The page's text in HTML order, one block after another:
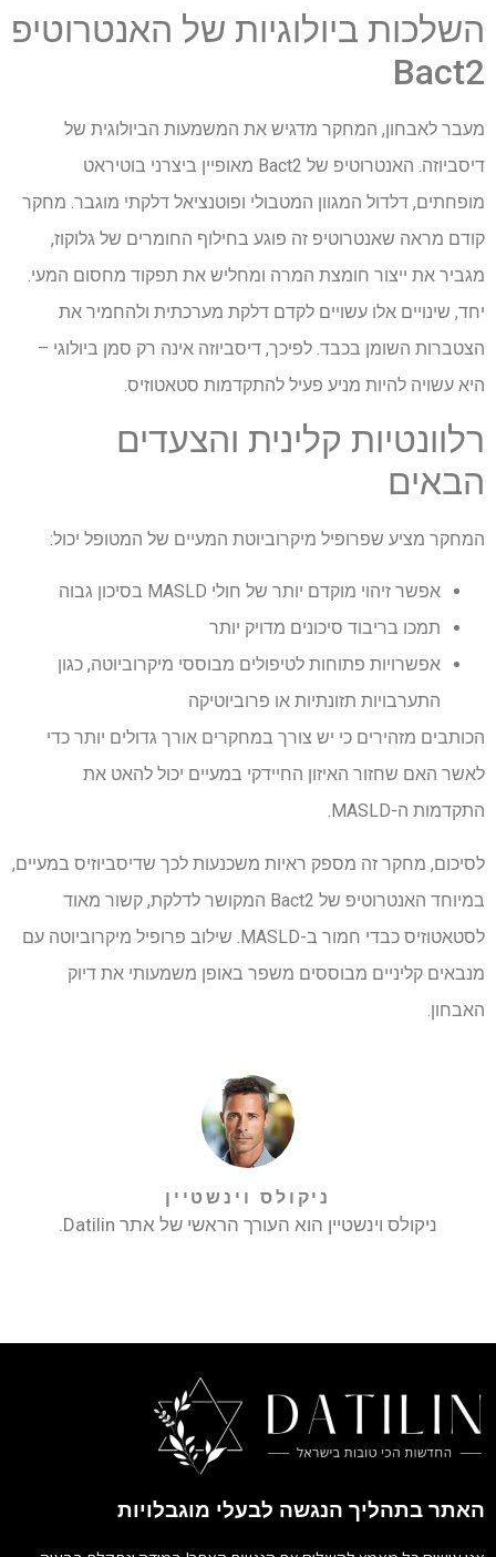
השלכות ביולוגיות של האנטרוטיפ
Bact2
מעבר לאבחון, המחקר מדגיש את המשמעות הביולוגית של
דיסביוזה. האנטרוטיפ של Bact2 מאופיין ביצרני בוטיראט
מופחתים, דלדול המגוון המטבולי ופוטנציאל דלקתי מוגבר. מחקר
קודם מראה שאנטרוטיפ זה פוגע בחילוף החומרים של גלוקוז,
מגביר את ייצור חומצת המרה ומחליש את תפקוד מחסום המעי.
יחד, שינויים אלו עשויים לקדם דלקת מערכתית ולהחמיר את
הצטברות השומן בכבד. לפיכך, דיסביוזה אינה רק סמן ביולוגי –
היא עשויה להיות מניע פעיל להתקדמות סטאטוזיס.
רלוונטיות קלינית והצעדים
הבאים
המחקר מציע שפרופיל מיקרוביוטת המעיים של המטופל יכול:
אפשר זיהוי מוקדם יותר של חולי MASLD בסיכון גבוה
תמכו בריבוד סיכונים מדויק יותר
אפשרויות פתוחות לטיפולים מבוססי מיקרוביוטה, כגון
התערבויות תזונתיות או פרוביוטיקה
הכותבים מזהירים כי יש צורך במחקרים אורך גדולים יותר כדי
לאשר האם שחזור האיזון החיידקי במעיים יכול להאט את
התקדמות ה-MASLD.
לסיכום, מחקר זה מספק ראיות משכנעות לכך שדיסביוזיס במעיים,
במיוחד האנטרוטיפ של Bact2 המקושר לדלקת, קשור מאוד
לסטאטוזיס כבדי חמור ב-MASLD. שילוב פרופיל מיקרוביוטה עם
מנבאים קליניים מבוססים משפר באופן משמעותי את דיוק
האבחון.
ניקולס וינשטיין
ניקולס וינשטיין הוא העורך הראשי של אתר Datilin.
האתר בתהליך הנגשה לבעלי מוגבלויות